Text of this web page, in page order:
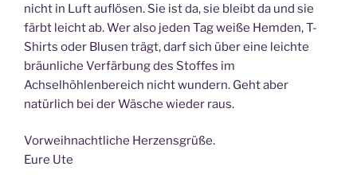
nicht in Luft auflösen. Sie ist da, sie bleibt da und sie
färbt leicht ab. Wer also jeden Tag weiße Hemden, T-
Shirts oder Blusen trägt, darf sich über eine leichte
bräunliche Verfärbung des Stoffes im
Achselhöhlenbereich nicht wundern. Geht aber
natürlich bei der Wäsche wieder raus.
Vorweihnachtliche Herzensgrüße.
Eure Ute